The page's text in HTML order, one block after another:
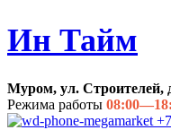
Ин Тайм
Муром, ул. Строителей,
Режима работы